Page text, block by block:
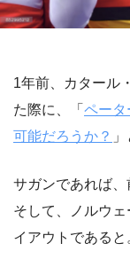
1年前、カタール
た際に、「 ペータ
可能だろうか？
サガンであれば、
そして、ノルウ
イアウトであると